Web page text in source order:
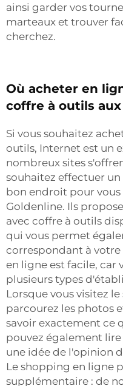
ainsi garder vos
marteaux et trouver
cherchez.
Où acheter en
coffre à outils
Si vous souhaitez
outils, Internet est un
nombreux sites
souhaitez effectuer un
bon endroit pour vous
Goldenline. Ils
avec coffre à outils
qui vous permet
correspondant à
en ligne est facile, car
plusieurs types
Lorsque vous visitez
parcourez les photos
savoir exactement ce
pouvez également
une idée de l'opinion
Le shopping en ligne
supplémentaire : de